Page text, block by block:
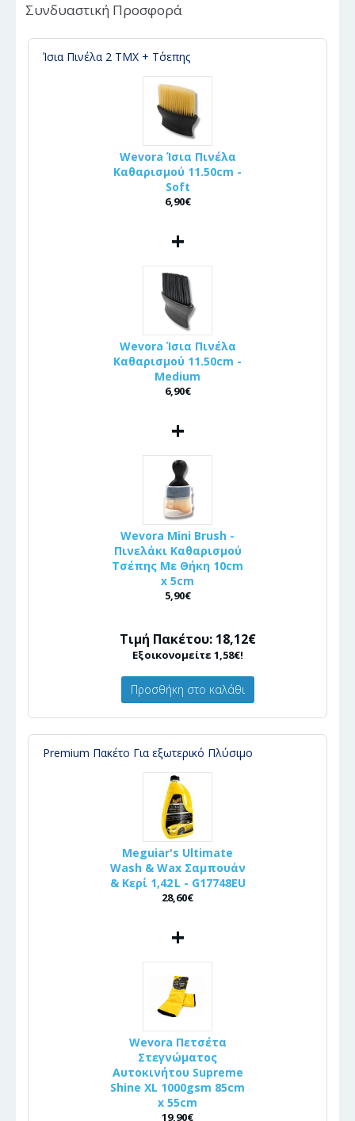
Συνδυαστική Προσφορά
Ίσια Πινέλα 2 ΤΜΧ + Τ΄σεπης
Wevora Ίσια Πινέλα
Καθαρισμού 11.50cm -
Soft
6,90€
+
Wevora Ίσια Πινέλα
Καθαρισμού 11.50cm -
Medium
6,90€
+
Wevora Mini Brush -
Πινελάκι Καθαρισμού
Τσέπης Με Θήκη 10cm
x 5cm
5,90€
Τιμή Πακέτου: 18,12€
Εξοικονομείτε 1,58€!
Προσθήκη στο καλάθι
Premium Πακέτο Για εξωτερικό Πλύσιμο
Meguiar's Ultimate
Wash & Wax Σαμπουάν
& Κερί 1,42 L - G17748EU
28,60€
+
Wevora Πετσέτα
Στεγνώματος
Αυτοκινήτου Supreme
Shine XL 1000gsm 85cm
x 55cm
19,90€